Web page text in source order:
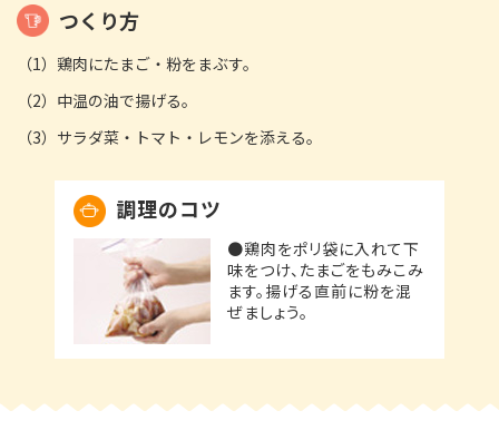
つくり方
（1）鶏肉にたまご・粉をまぶす。
（2）中温の油で揚げる。
（3）サラダ菜・トマト・レモンを添える。
調理のコツ
●鶏肉をポリ袋に入れて下
味をつけ、たまごをもみこみ
ます。揚げる直前に粉を混
ぜましょう。